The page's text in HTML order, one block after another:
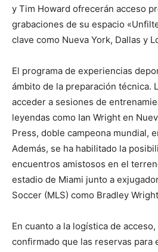
y Tim Howard ofrecerán acceso
grabaciones de su espacio
clave como Nueva York, Dallas y
El programa de experiencias
ámbito de la preparación técnica.
acceder a sesiones de
leyendas como Ian Wright en
Press, doble campeona mundial,
Además, se ha habilitado la
encuentros amistosos en el
estadio de Miami junto a
Soccer (MLS) como Bradley
En cuanto a la logística de
confirmado que las reservas para